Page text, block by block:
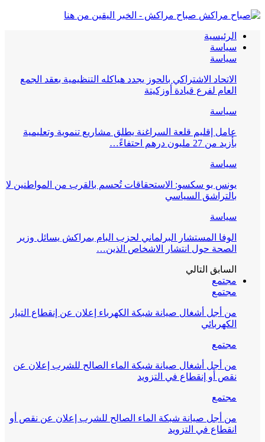
صباح مراكش - الخبر اليقين من هنا
الرئيسية
سياسة
سياسة
الاتحاد الاشتراكي بالحوز يجدد هياكله التنظيمية بعقد الجمع
العام لفرع قيادة أوزكيتة
سياسة
عامل إقليم قلعة السراغنة يطلق مشاريع تنموية وتعليمية
بأزيد من 27 مليون درهم احتفاءً…
سياسة
يونس بو سكسو: الاستحقاقات تُحسم بالقرب من المواطنين لا
بالتراشق السياسي
سياسة
الوفا المستشار البرلماني لحزب البام بمراكش يسائل وزير
الصحة حول انتشار الاشخاص الذين…
السابق التالي
مجتمع
مجتمع
من أجل أشغال صيانة شبكة الكهرباء إعلان عن إنقطاع التيار
الكهربائي
مجتمع
من أجل أشغال صيانة شبكة الماء الصالح للشرب إعلان عن
نقص أو إنقطاع في التزويد
مجتمع
من أجل صيانة شبكة الماء الصالح للشرب إعلان عن نقص أو
انقطاع في التزويد